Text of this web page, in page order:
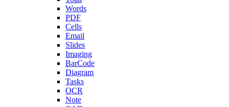
Words
PDF
Cells
Email
Slides
Imaging
BarCode
Diagram
Tasks
OCR
Note